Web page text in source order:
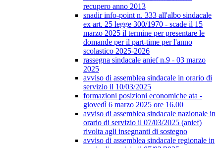
recupero anno 2013
snadir info-point n. 333 all'albo sindacale
ex art. 25 legge 300/1970 - scade il 15
marzo 2025 il termine per presentare le
domande per il part-time per l'anno
scolastico 2025-2026
rassegna sindacale anief n.9 - 03 marzo
2025
avviso di assemblea sindacale in orario di
servizio il 10/03/2025
formazioni posizioni economiche ata -
giovedì 6 marzo 2025 ore 16.00
avviso di assemblea sindacale nazionale in
orario di servizio il 07/03/2025 (anief)
rivolta agli insegnanti di sostegno
avviso di assemblea sindacale regionale in